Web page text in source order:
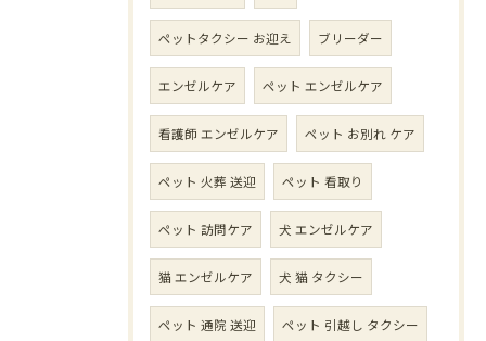
ペットタクシー お迎え ブリーダー
エンゼルケア ペット エンゼルケア
看護師 エンゼルケア ペット お別れ ケア
ペット 火葬 送迎 ペット 看取り
ペット 訪問ケア 犬 エンゼルケア
猫 エンゼルケア 犬 猫 タクシー
ペット 通院 送迎 ペット 引越し タクシー